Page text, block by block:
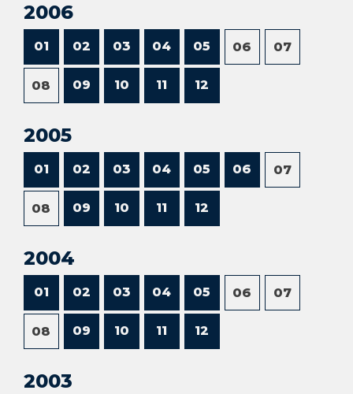
2006
01 02 03 04 05 06 07
08 09 10 11 12
2005
01 02 03 04 05 06 07
08 09 10 11 12
2004
01 02 03 04 05 06 07
08 09 10 11 12
2003